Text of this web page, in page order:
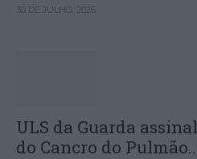
30 DE JULHO, 2026
ULS da Guarda
do Cancro do